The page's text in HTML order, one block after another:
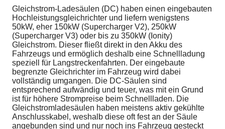
Gleichstrom-Ladesäulen (DC) haben einen eingebauten
Hochleistungsgleichrichter und liefern wenigstens
50kW, eher 150kW (Supercharger V2), 250kW
(Supercharger V3) oder bis zu 350kW (Ionity)
Gleichstrom. Dieser fließt direkt in den Akku des
Fahrzeugs und ermöglich deshalb eine Schnellladung
speziell für Langstreckenfahrten. Der eingebaute
begrenzte Gleichrichter im Fahrzeug wird dabei
vollständig umgangen. Die DC-Säulen sind
entsprechend aufwändig und teuer, was mit ein Grund
ist für höhere Strompreise beim Schnellladen. Die
Gleichstromladesäulen haben meistens aktiv gekühlte
Anschlusskabel, weshalb diese oft fest an der Säule
angebunden sind und nur noch ins Fahrzeug gesteckt